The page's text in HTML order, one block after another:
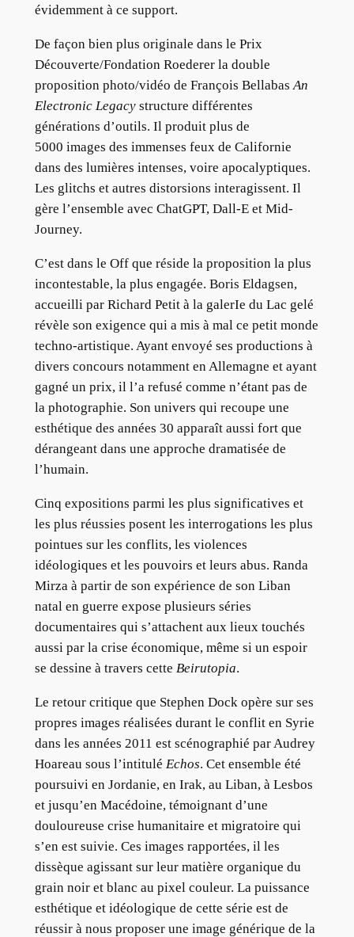
évidemment à ce support.
De façon bien plus originale dans le Prix
Découverte/Fondation Roederer la double
proposition photo/vidéo de François BellabasAn
Electronic Legacy structure différentes
générations d’outils. Il produit plus de
5000 images des immenses feux de Californie
dans des lumières intenses, voire apocalyptiques.
Les glitchs et autres distorsions interagissent. Il
gère l’ensemble avec ChatGPT, Dall-E et Mid-
Journey.
C’est dans le Off que réside la proposition la plus
incontestable, la plus engagée. Boris Eldagsen,
accueilli par Richard Petit à la galerIe du Lac gelé
révèle son exigence qui a mis à mal ce petit monde
techno-artistique. Ayant envoyé ses productions à
divers concours notamment en Allemagne et ayant
gagné un prix, il l’a refusé comme n’étant pas de
la photographie. Son univers qui recoupe une
esthétique des années 30 apparaît aussi fort que
dérangeant dans une approche dramatisée de
l’humain.
Cinq expositions parmi les plus significatives et
les plus réussies posent les interrogations les plus
pointues sur les conflits, les violences
idéologiques et les pouvoirs et leurs abus. Randa
Mirza à partir de son expérience de son Liban
natal en guerre expose plusieurs séries
documentaires qui s’attachent aux lieux touchés
aussi par la crise économique, même si un espoir
se dessine à travers cette Beirutopia.
Le retour critique que Stephen Dock opère sur ses
propres images réalisées durant le conflit en Syrie
dans les années 2011 est scénographié par Audrey
Hoareau sous l’intitulé Echos. Cet ensemble été
poursuivi en Jordanie, en Irak, au Liban, à Lesbos
et jusqu’en Macédoine, témoignant d’une
douloureuse crise humanitaire et migratoire qui
s’en est suivie. Ces images rapportées, il les
dissèque agissant sur leur matière organique du
grain noir et blanc au pixel couleur. La puissance
esthétique et idéologique de cette série est de
réussir à nous proposer une image générique de la